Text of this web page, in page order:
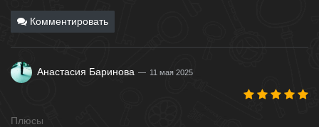
Комментировать
Анастасия Баринова 11 мая 2025
Плюсы